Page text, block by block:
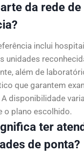
da rede de
inclui
unidades
além de
que garantem
A disponibilidade
o plano escolhido.
ter
de ponta?